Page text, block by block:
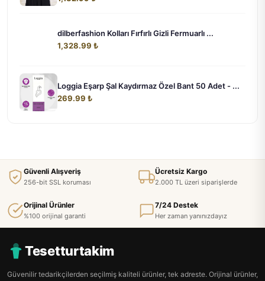
dilberfashion Kolları Fırfırlı Gizli Fermuarlı ...
1,328.99 ₺
Loggia Eşarp Şal Kaydırmaz Özel Bant 50 Adet - ...
269.99 ₺
Güvenli Alışveriş
256-bit SSL koruması
Ücretsiz Kargo
2.000 TL üzeri siparişlerde
Orijinal Ürünler
%100 orijinal garanti
7/24 Destek
Her zaman yanınızdayız
Tesetturtakim
Güvenilir tedarikçilerden seçilmiş kaliteli ürünler, tek adreste. Orijinal ürünler,